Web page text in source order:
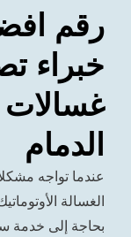
افضل
تصليح
في
مشكلات في
فأنت
خدمة سريعة